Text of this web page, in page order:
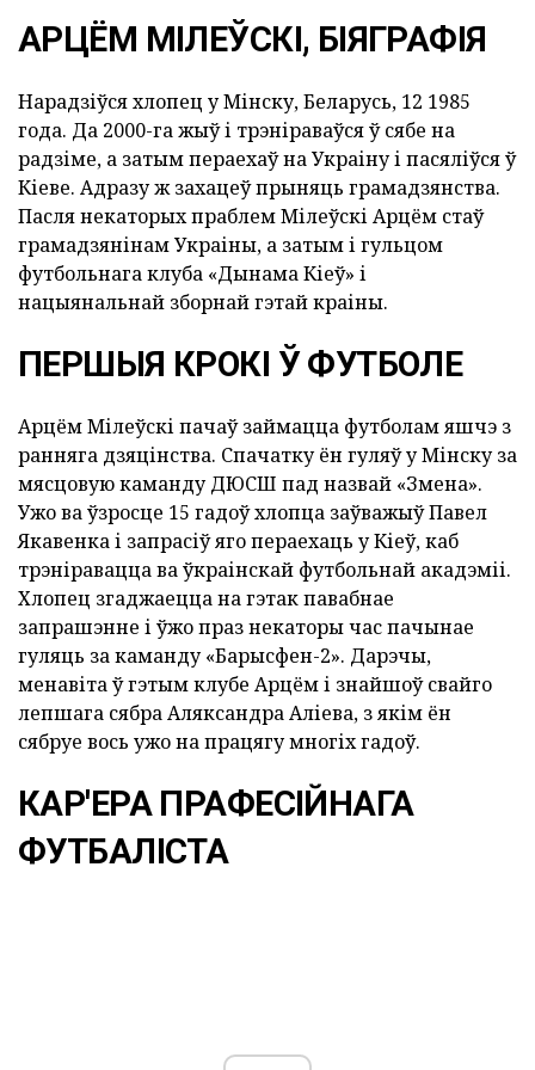
АРЦЁМ МІЛЕЎСКІ, БІЯГРАФІЯ
Нарадзіўся хлопец у Мінску, Беларусь, 12 1985
года. Да 2000-га жыў і трэніраваўся ў сябе на
радзіме, а затым пераехаў на Украіну і пасяліўся ў
Кіеве. Адразу ж захацеў прыняць грамадзянства.
Пасля некаторых праблем Мілеўскі Арцём стаў
грамадзянінам Украіны, а затым і гульцом
футбольнага клуба «Дынама Кіеў» і
нацыянальнай зборнай гэтай краіны.
ПЕРШЫЯ КРОКІ Ў ФУТБОЛЕ
Арцём Мілеўскі пачаў займацца футболам яшчэ з
ранняга дзяцінства. Спачатку ён гуляў у Мінску за
мясцовую каманду ДЮСШ пад назвай «Змена».
Ужо ва ўзросце 15 гадоў хлопца заўважыў Павел
Якавенка і запрасіў яго пераехаць у Кіеў, каб
трэніравацца ва ўкраінскай футбольнай акадэміі.
Хлопец згаджаецца на гэтак павабнае
запрашэнне і ўжо праз некаторы час пачынае
гуляць за каманду «Барысфен-2». Дарэчы,
менавіта ў гэтым клубе Арцём і знайшоў свайго
лепшага сябра Аляксандра Аліева, з якім ён
сябруе вось ужо на працягу многіх гадоў.
КАР'ЕРА ПРАФЕСІЙНАГА
ФУТБАЛІСТА